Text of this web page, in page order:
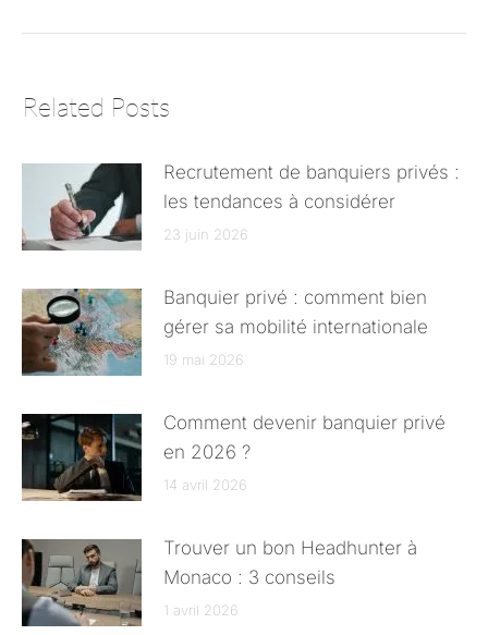
Related Posts
Recrutement de banquiers privés :
les tendances à considérer
23 juin 2026
Banquier privé : comment bien
gérer sa mobilité internationale
19 mai 2026
Comment devenir banquier privé
en 2026 ?
14 avril 2026
Trouver un bon Headhunter à
Monaco : 3 conseils
1 avril 2026